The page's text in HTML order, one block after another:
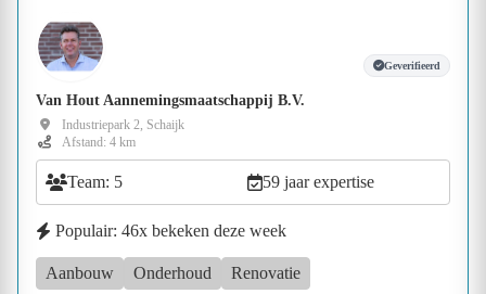
Geverifieerd
Van Hout Aannemingsmaatschappij B.V.
Industriepark 2, Schaijk
Afstand: 4 km
Team: 5 59 jaar expertise
Populair: 46x bekeken deze week
Aanbouw Onderhoud Renovatie